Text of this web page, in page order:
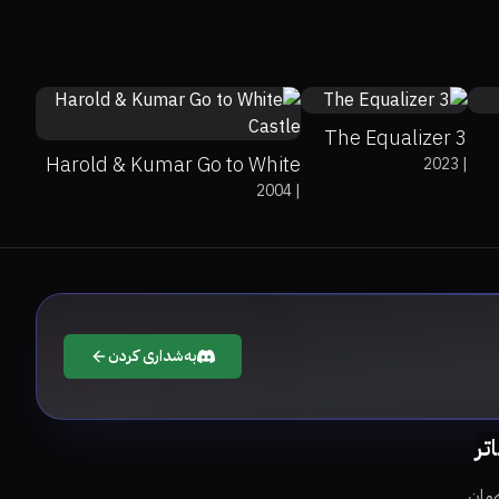
The Equalizer 3
|
2023
Harold & Kumar Go to White
Castle
|
2004
بەشداری کردن